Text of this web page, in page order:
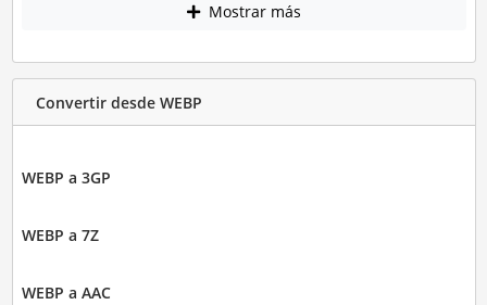
Mostrar más
Convertir desde WEBP
WEBP a 3GP
WEBP a 7Z
WEBP a AAC